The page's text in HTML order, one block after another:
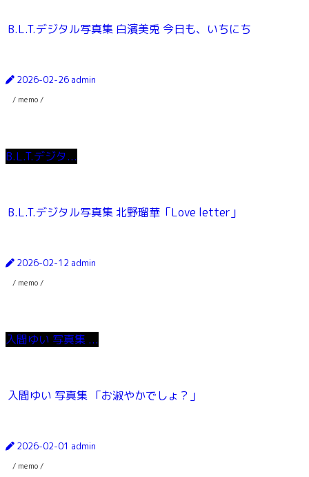
B.L.T.デジタル写真集 白濱美兎 今日も、いちにち
2026-02-26 admin
/ memo /
B.L.T.デジタ...
B.L.T.デジタル写真集 北野瑠華「Love letter」
2026-02-12 admin
/ memo /
入間ゆい 写真集 ...
入間ゆい 写真集 「お淑やかでしょ？」
2026-02-01 admin
/ memo /